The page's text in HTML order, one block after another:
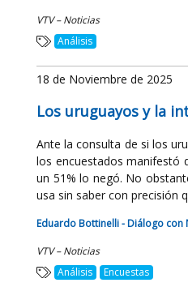
VTV – Noticias
Análisis
18 de Noviembre de 2025
Los uruguayos y la
Ante la consulta de si los
los encuestados manifestó
un 51% lo negó. No
usa sin saber con precisión
Eduardo Bottinelli - Diálogo con
VTV – Noticias
Análisis
Encuestas